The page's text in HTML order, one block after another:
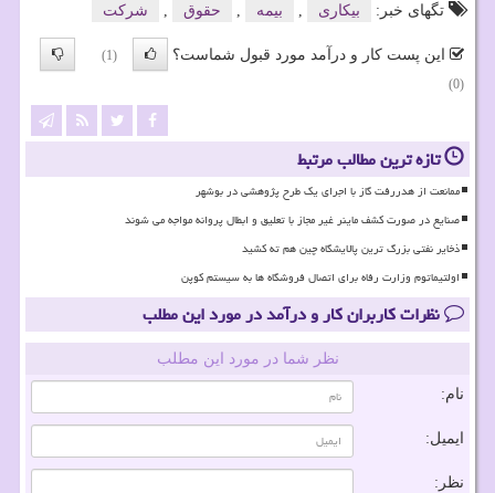
تگهای خبر:
بیكاری , بیمه , حقوق , شركت
این پست کار و درآمد مورد قبول شماست؟
(1)
(0)
تازه ترین مطالب مرتبط
ممانعت از هدررفت گاز با اجرای یک طرح پژوهشی در بوشهر
صنایع در صورت کشف ماینر غیر مجاز با تعلیق و ابطال پروانه مواجه می شوند
ذخایر نفتی بزرگ ترین پالایشگاه چین هم ته کشید
اولتیماتوم وزارت رفاه برای اتصال فروشگاه ها به سیستم کوپن
نظرات کاربران کار و درآمد در مورد این مطلب
نظر شما در مورد این مطلب
نام:
ایمیل:
نظر: